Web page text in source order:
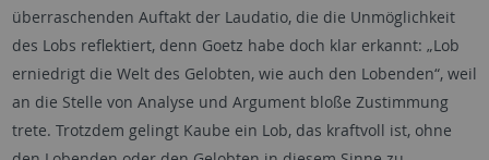
überraschenden Auftakt der Laudatio, die die Unmöglichkeit
des Lobs reflektiert, denn Goetz habe doch klar erkannt: „Lob
erniedrigt die Welt des Gelobten, wie auch den Lobenden“, weil
an die Stelle von Analyse und Argument bloße Zustimmung
trete. Trotzdem gelingt Kaube ein Lob, das kraftvoll ist, ohne